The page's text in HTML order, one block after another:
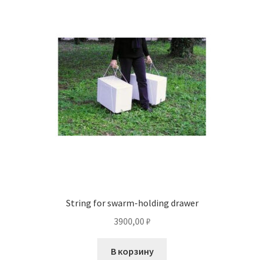
String for swarm-holding drawer
3900,00 ₽
В корзину